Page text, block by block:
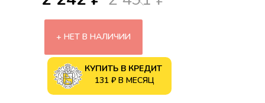
НЕТ В НАЛИЧИИ
КУПИТЬ В КРЕДИТ
131 ₽ В МЕСЯЦ